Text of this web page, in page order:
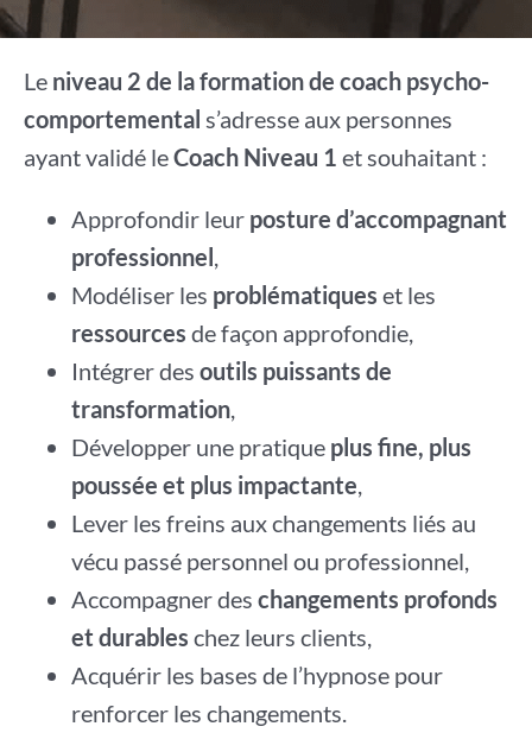
Le niveau 2 de la formation de coach psycho-
comportemental s’adresse aux personnes
ayant validé leCoach Niveau 1 et souhaitant :
Approfondir leur posture d’accompagnant
professionnel,
Modéliser les problématiques et les
ressources de façon approfondie,
Intégrer des outils puissants de
transformation,
Développer une pratique plus fine, plus
poussée et plus impactante,
Lever les freins aux changements liés au
vécu passé personnel ou professionnel,
Accompagner des changements profonds
et durables chez leurs clients,
Acquérir les bases de l’hypnose pour
renforcer les changements.